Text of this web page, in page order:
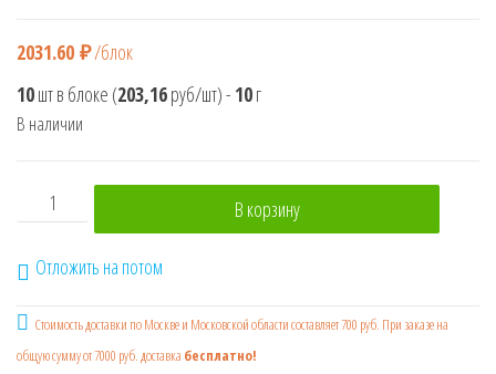
2031.60 ₽/блок
10шт в блоке (203,16руб/шт)- 10г
В наличии
Количество товара ВЛАД А4 2 SWEET BOX Мармелад с
В корзину
Отложить на потом
Стоимость доставки по Москве и Московской области составляет 700 руб. При заказе на
общую сумму от 7000 руб. доставка бесплатно!